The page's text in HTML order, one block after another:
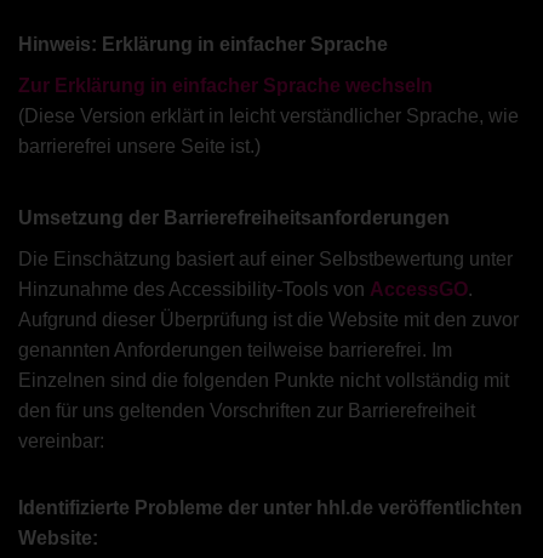
Hinweis: Erklärung in einfacher Sprache
Zur Erklärung in einfacher Sprache wechseln
(Diese Version erklärt in leicht verständlicher Sprache, wie
barrierefrei unsere Seite ist.)
Umsetzung der Barrierefreiheitsanforderungen
Die Einschätzung basiert auf einer Selbstbewertung unter
Hinzunahme des Accessibility-Tools von AccessGO.
Aufgrund dieser Überprüfung ist die Website mit den zuvor
genannten Anforderungen teilweise barrierefrei. Im
Einzelnen sind die folgenden Punkte nicht vollständig mit
den für uns geltenden Vorschriften zur Barrierefreiheit
vereinbar:
Identifizierte Probleme der unter hhl.de veröffentlichten
Website: